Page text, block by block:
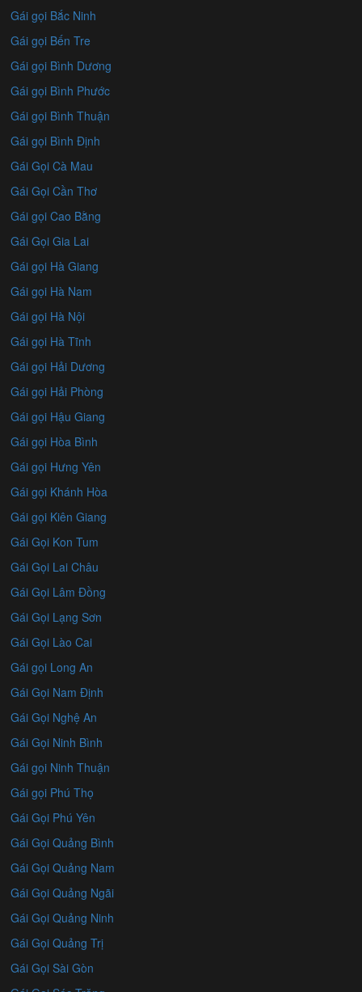
Gái gọi Bắc Ninh
Gái gọi Bến Tre
Gái gọi Bình Dương
Gái gọi Bình Phước
Gái gọi Bình Thuận
Gái gọi Bình Định
Gái Gọi Cà Mau
Gái Gọi Cần Thơ
Gái gọi Cao Bằng
Gái Gọi Gia Lai
Gái gọi Hà Giang
Gái gọi Hà Nam
Gái gọi Hà Nội
Gái gọi Hà Tĩnh
Gái gọi Hải Dương
Gái gọi Hải Phòng
Gái gọi Hậu Giang
Gái gọi Hòa Bình
Gái gọi Hưng Yên
Gái gọi Khánh Hòa
Gái gọi Kiên Giang
Gái Gọi Kon Tum
Gái Gọi Lai Châu
Gái Gọi Lâm Đồng
Gái Gọi Lạng Sơn
Gái Gọi Lào Cai
Gái gọi Long An
Gái Gọi Nam Định
Gái Gọi Nghệ An
Gái Gọi Ninh Bình
Gái gọi Ninh Thuận
Gái gọi Phú Thọ
Gái Gọi Phú Yên
Gái Gọi Quảng Bình
Gái Gọi Quảng Nam
Gái Gọi Quảng Ngãi
Gái Gọi Quảng Ninh
Gái Gọi Quảng Trị
Gái Gọi Sài Gòn